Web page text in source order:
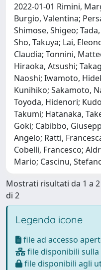
2022-01-01 Rimini,
Burgio, Valentina;
Shimose, Shigeo;
Sho, Takuya; Lai,
Claudia; Tonnini,
Hiraoka, Atsushi;
Naoshi; Iwamoto,
Kunihiko; Sakamoto,
Toyoda, Hidenori;
Takumi; Hatanaka,
Goki; Cabibbo,
Angelo; Ratti,
Cobelli, Francesco;
Mario; Cascinu,
Mostrati risultati da 1 a 2
di 2
Legenda icone
file ad accesso
file disponibili
file disponibili agli